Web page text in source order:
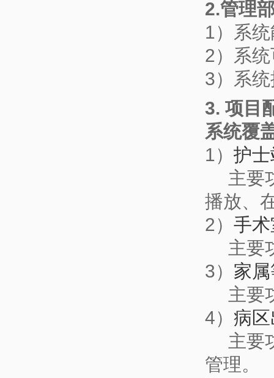
2.管理
1）系
2）系
3）系
3. 项目
系统覆
1） 护
主要
播放、
2） 手
主要
3） 家
主要
4） 病
主要
管理。